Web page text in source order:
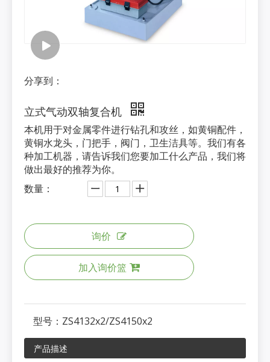
分享到：
立式气动双轴复合机
本机用于对金属零件进行钻孔和攻丝，如黄铜配件，
黄铜水龙头，门把手，阀门，卫生洁具等。我们有各
种加工机器，请告诉我们您要加工什么产品，我们将
做出最好的推荐为你。
数量：
询价
加入询价篮
型号： ZS4132x2/ZS4150x2
产品描述